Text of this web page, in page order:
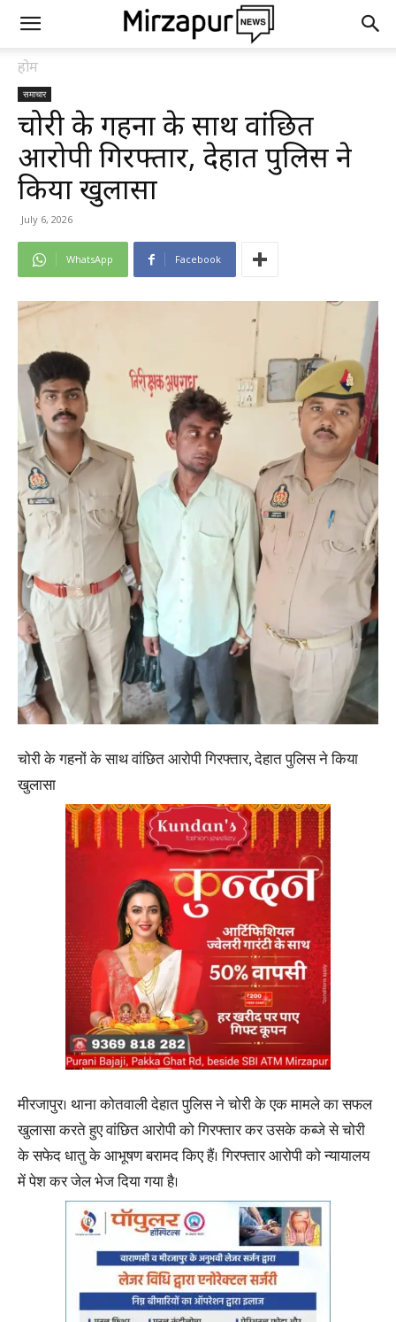
होम
समाचार
चोरी के गहनों के साथ वांछित
आरोपी गिरफ्तार, देहात पुलिस ने
किया खुलासा
July 6, 2026
WhatsApp Facebook
चोरी के गहनों के साथ वांछित आरोपी गिरफ्तार, देहात पुलिस ने किया
खुलासा
मीरजापुर। थाना कोतवाली देहात पुलिस ने चोरी के एक मामले का सफल
खुलासा करते हुए वांछित आरोपी को गिरफ्तार कर उसके कब्जे से चोरी
के सफेद धातु के आभूषण बरामद किए हैं। गिरफ्तार आरोपी को न्यायालय
में पेश कर जेल भेज दिया गया है।